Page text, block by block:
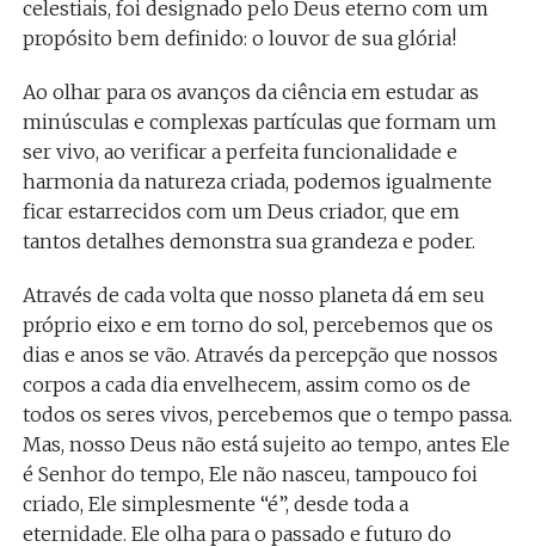
celestiais, foi designado pelo Deus eterno com um
propósito bem definido: o louvor de sua glória!
Ao olhar para os avanços da ciência em estudar as
minúsculas e complexas partículas que formam um
ser vivo, ao verificar a perfeita funcionalidade e
harmonia da natureza criada, podemos igualmente
ficar estarrecidos com um Deus criador, que em
tantos detalhes demonstra sua grandeza e poder.
Através de cada volta que nosso planeta dá em seu
próprio eixo e em torno do sol, percebemos que os
dias e anos se vão. Através da percepção que nossos
corpos a cada dia envelhecem, assim como os de
todos os seres vivos, percebemos que o tempo passa.
Mas, nosso Deus não está sujeito ao tempo, antes Ele
é Senhor do tempo, Ele não nasceu, tampouco foi
criado, Ele simplesmente “é”, desde toda a
eternidade. Ele olha para o passado e futuro do